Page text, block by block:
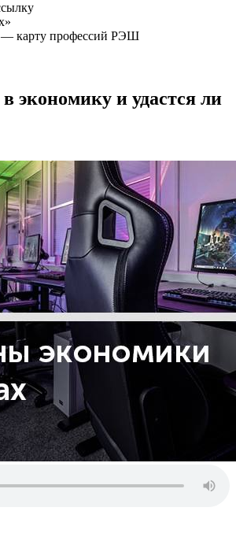
— карту профессий РЭШ
экономику и удастся ли